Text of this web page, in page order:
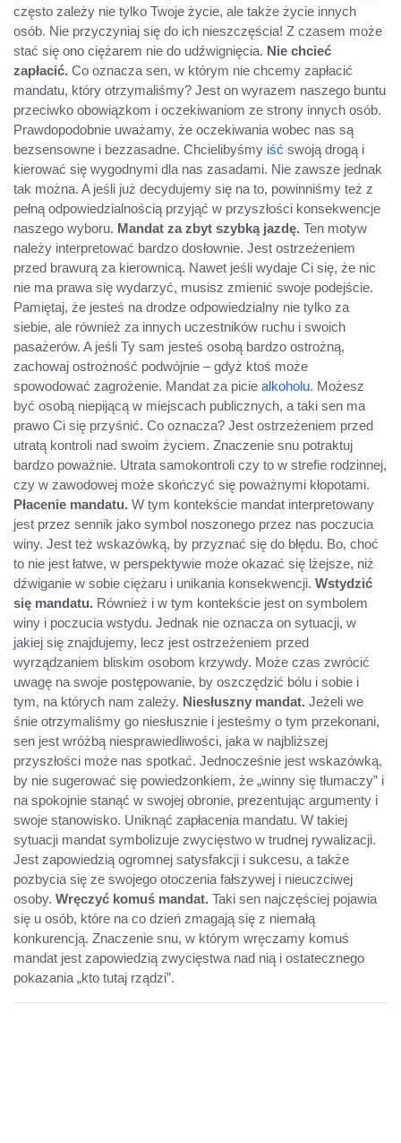
często zależy nie tylko Twoje życie, ale także życie innych
osób. Nie przyczyniaj się do ich nieszczęścia! Z czasem może
stać się ono ciężarem nie do udźwignięcia. Nie chcieć
zapłacić. Co oznacza sen, w którym nie chcemy zapłacić
mandatu, który otrzymaliśmy? Jest on wyrazem naszego buntu
przeciwko obowiązkom i oczekiwaniom ze strony innych osób.
Prawdopodobnie uważamy, że oczekiwania wobec nas są
bezsensowne i bezzasadne. Chcielibyśmy iść swoją drogą i
kierować się wygodnymi dla nas zasadami. Nie zawsze jednak
tak można. A jeśli już decydujemy się na to, powinniśmy też z
pełną odpowiedzialnością przyjąć w przyszłości konsekwencje
naszego wyboru. Mandat za zbyt szybką jazdę. Ten motyw
należy interpretować bardzo dosłownie. Jest ostrzeżeniem
przed brawurą za kierownicą. Nawet jeśli wydaje Ci się, że nic
nie ma prawa się wydarzyć, musisz zmienić swoje podejście.
Pamiętaj, że jesteś na drodze odpowiedzialny nie tylko za
siebie, ale również za innych uczestników ruchu i swoich
pasażerów. A jeśli Ty sam jesteś osobą bardzo ostrożną,
zachowaj ostrożność podwójnie – gdyż ktoś może
spowodować zagrożenie. Mandat za picie alkoholu. Możesz
być osobą niepijącą w miejscach publicznych, a taki sen ma
prawo Ci się przyśnić. Co oznacza? Jest ostrzeżeniem przed
utratą kontroli nad swoim życiem. Znaczenie snu potraktuj
bardzo poważnie. Utrata samokontroli czy to w strefie rodzinnej,
czy w zawodowej może skończyć się poważnymi kłopotami.
Płacenie mandatu. W tym kontekście mandat interpretowany
jest przez sennik jako symbol noszonego przez nas poczucia
winy. Jest też wskazówką, by przyznać się do błędu. Bo, choć
to nie jest łatwe, w perspektywie może okazać się lżejsze, niż
dźwiganie w sobie ciężaru i unikania konsekwencji. Wstydzić
się mandatu. Również i w tym kontekście jest on symbolem
winy i poczucia wstydu. Jednak nie oznacza on sytuacji, w
jakiej się znajdujemy, lecz jest ostrzeżeniem przed
wyrządzaniem bliskim osobom krzywdy. Może czas zwrócić
uwagę na swoje postępowanie, by oszczędzić bólu i sobie i
tym, na których nam zależy. Niesłuszny mandat. Jeżeli we
śnie otrzymaliśmy go niesłusznie i jesteśmy o tym przekonani,
sen jest wróżbą niesprawiedliwości, jaka w najbliższej
przyszłości może nas spotkać. Jednocześnie jest wskazówką,
by nie sugerować się powiedzonkiem, że „winny się tłumaczy” i
na spokojnie stanąć w swojej obronie, prezentując argumenty i
swoje stanowisko. Uniknąć zapłacenia mandatu. W takiej
sytuacji mandat symbolizuje zwycięstwo w trudnej rywalizacji.
Jest zapowiedzią ogromnej satysfakcji i sukcesu, a także
pozbycia się ze swojego otoczenia fałszywej i nieuczciwej
osoby. Wręczyć komuś mandat. Taki sen najczęściej pojawia
się u osób, które na co dzień zmagają się z niemałą
konkurencją. Znaczenie snu, w którym wręczamy komuś
mandat jest zapowiedzią zwycięstwa nad nią i ostatecznego
pokazania „kto tutaj rządzi”.